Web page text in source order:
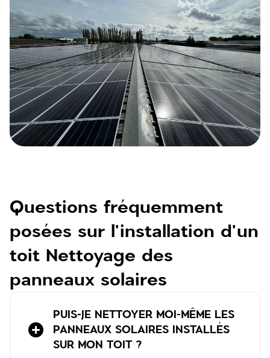
Questions fréquemment
posées sur l'installation d'un
toit Nettoyage des
panneaux solaires
PUIS-JE NETTOYER MOI-MÊME LES
PANNEAUX SOLAIRES INSTALLÉS
SUR MON TOIT ?